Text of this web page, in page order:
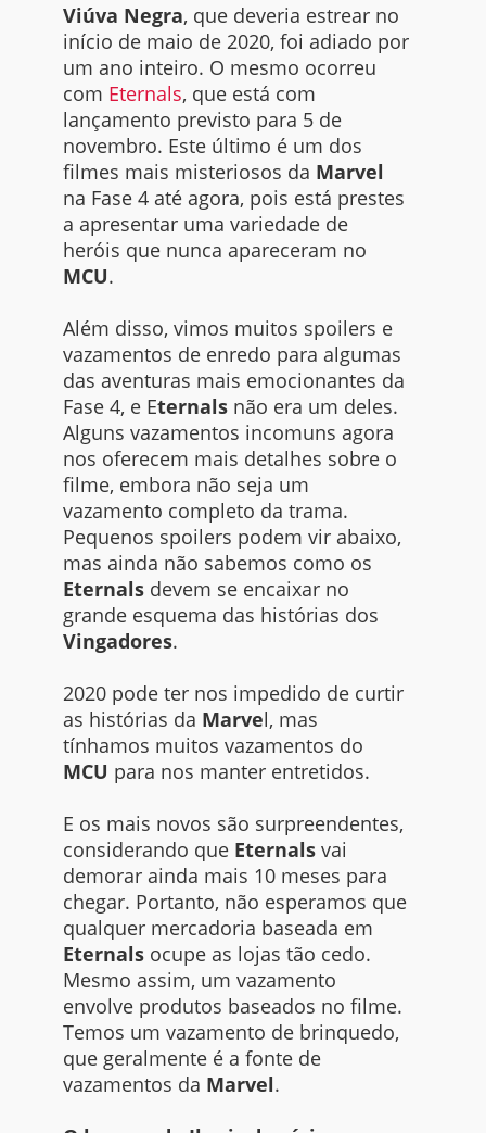
Viúva Negra, que deveria estrear no
início de maio de 2020, foi adiado por
um ano inteiro. O mesmo ocorreu
com Eternals, que está com
lançamento previsto para 5 de
novembro. Este último é um dos
filmes mais misteriosos da Marvel
na Fase 4 até agora, pois está prestes
a apresentar uma variedade de
heróis que nunca apareceram no
MCU.
Além disso, vimos muitos spoilers e
vazamentos de enredo para algumas
das aventuras mais emocionantes da
Fase 4, e Eternalsnão era um deles.
Alguns vazamentos incomuns agora
nos oferecem mais detalhes sobre o
filme, embora não seja um
vazamento completo da trama.
Pequenos spoilers podem vir abaixo,
mas ainda não sabemos como os
Eternalsdevem se encaixar no
grande esquema das histórias dos
Vingadores.
2020 pode ter nos impedido de curtir
as histórias da Marvel, mas
tínhamos muitos vazamentos do
MCU para nos manter entretidos.
E os mais novos são surpreendentes,
considerando queEternalsvai
demorar ainda mais 10 meses para
chegar. Portanto, não esperamos que
qualquer mercadoria baseada em
Eternalsocupe as lojas tão cedo.
Mesmo assim, um vazamento
envolve produtos baseados no filme.
Temos um vazamento de brinquedo,
que geralmente é a fonte de
vazamentos da Marvel.